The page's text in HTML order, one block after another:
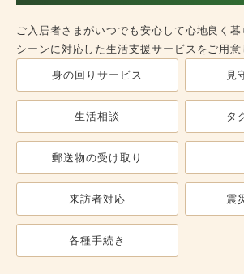
ご入居者さまがいつでも安心して心地良く
シーンに対応した生活支援サービスをご用意
身の回りサービス 見
生活相談 タ
郵送物の受け取り
来訪者対応 震
各種手続き